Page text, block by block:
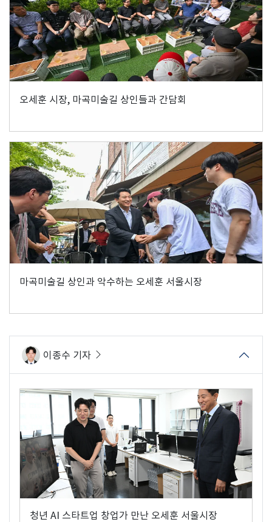
오세훈 시장, 마곡미술길 상인들과 간담회
마곡미술길 상인과 악수하는 오세훈 서울시장
이종수 기자
청년 AI 스타트업 창업가 만난 오세훈 서울시장